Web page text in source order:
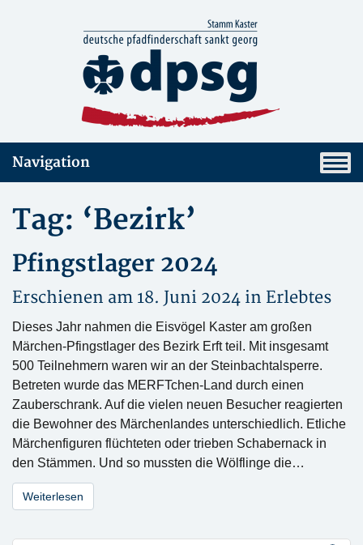
Navigation
Tag: ‘Bezirk’
Pfingstlager 2024
Erschienen am 18. Juni 2024 in Erlebtes
Dieses Jahr nahmen die Eisvögel Kaster am großen
Märchen-Pfingstlager des Bezirk Erft teil. Mit insgesamt
500 Teilnehmern waren wir an der Steinbachtalsperre.
Betreten wurde das MERFTchen-Land durch einen
Zauberschrank. Auf die vielen neuen Besucher reagierten
die Bewohner des Märchenlandes unterschiedlich. Etliche
Märchenfiguren flüchteten oder trieben Schabernack in
den Stämmen. Und so mussten die Wölflinge die…
Weiterlesen